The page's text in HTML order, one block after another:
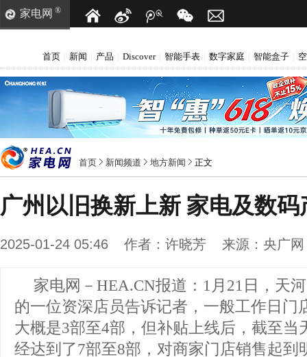
家电网 ®
首页 新闻 产品 Discover 智能手表 数字家庭 智能盒子
首页 新闻频道 地方新闻 正文
广州以旧换新上新 家电及数码
2025-01-24 05:46 作者： 许晓芳 来源： 央广网
家电网－HEA.CN报道： 1月21日，天
的一位资深店员告诉记者，一般工作日门
大概是3部至4部，但补贴上线后，截至当
经达到了7部至8部，对商家门店销售起到